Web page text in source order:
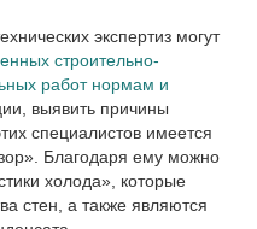
экспертиз могут
строительно-
работ нормам и
выявить причины
специалистов имеется
Благодаря ему можно
холода», которые
стен, а также являются